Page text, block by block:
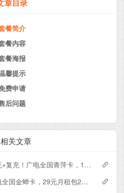
章目录
餐简介
餐内容
餐海报
馨提示
费申请
点击这里或者手机扫描下方二维码
后问题
相关文章
首充+复充！广电全国青萍卡，19元月租包230G+0.15元月租/分钟
广电全国金蝉卡，29元月租包230G+0.15元月租/分钟